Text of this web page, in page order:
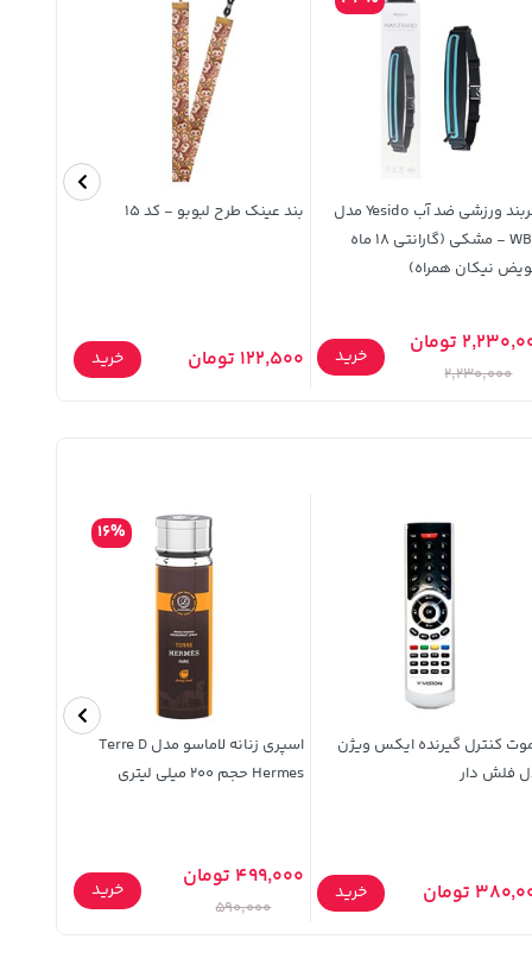
کمربند ورزشی ضد آب Yesido مدل
WB13 - مشکی (گارانتی 18 ماه
نیکان همراه)
تومان
2,230,000
خرید
بند عینک طرح لبوبو - کد 15
122,500 تومان خرید
کنترل گیرنده ایکس ویژن
فلش دار
تومان خرید
اسپری زنانه لاماسو مدل Terre D
Hermes حجم 200 میلی لیتری
16%
499,000 تومان
590,000
خرید